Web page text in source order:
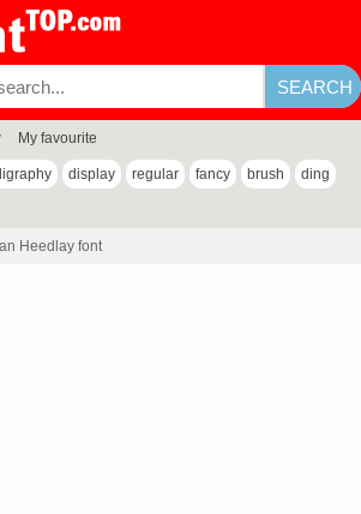
My favourite
display regular fancy brush ding
Heedlay font